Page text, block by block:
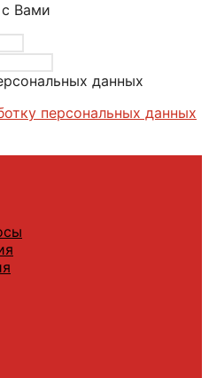
Вами
данных
персональных данных